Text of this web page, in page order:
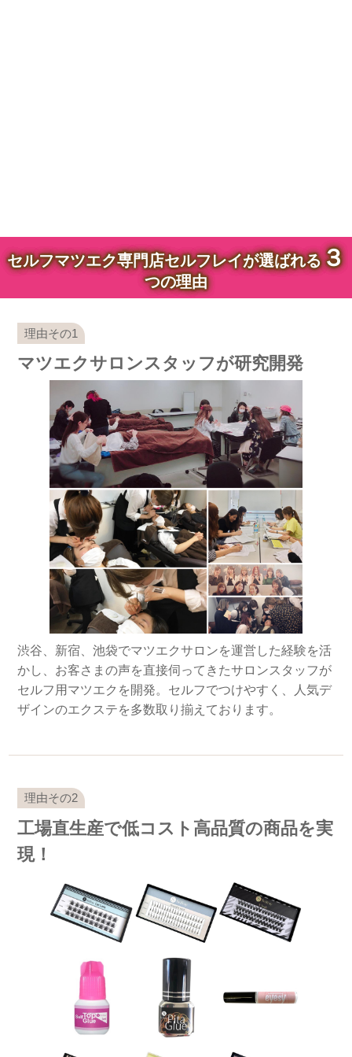
セルフマツエク専門店セルフレイが選ばれる３
つの理由
マツエクサロンスタッフが研究開発
渋谷、新宿、池袋でマツエクサロンを運営した経験を活
かし、お客さまの声を直接伺ってきたサロンスタッフが
セルフ用マツエクを開発。セルフでつけやすく、人気デ
ザインのエクステを多数取り揃えております。
工場直生産で低コスト高品質の商品を実
現！